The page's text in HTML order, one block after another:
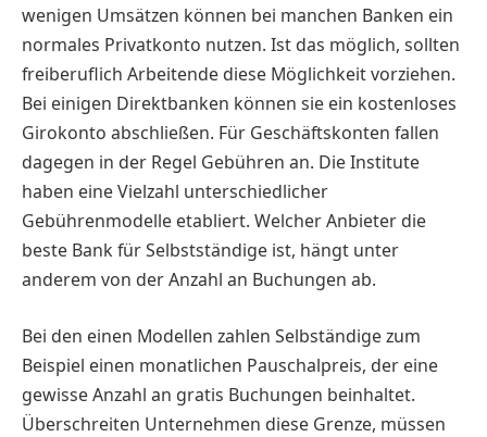
wenigen Umsätzen können bei manchen Banken ein
normales Privatkonto nutzen. Ist das möglich, sollten
freiberuflich Arbeitende diese Möglichkeit vorziehen.
Bei einigen Direktbanken können sie ein kostenloses
Girokonto abschließen. Für Geschäftskonten fallen
dagegen in der Regel Gebühren an. Die Institute
haben eine Vielzahl unterschiedlicher
Gebührenmodelle etabliert. Welcher Anbieter die
beste Bank für Selbstständige ist, hängt unter
anderem von der Anzahl an Buchungen ab.
Bei den einen Modellen zahlen Selbständige zum
Beispiel einen monatlichen Pauschalpreis, der eine
gewisse Anzahl an gratis Buchungen beinhaltet.
Überschreiten Unternehmen diese Grenze, müssen